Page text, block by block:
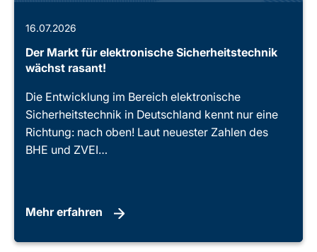
16.07.2026
Der Markt für elektronische Sicherheitstechnik
wächst rasant!
Die Entwicklung im Bereich elektronische
Sicherheitstechnik in Deutschland kennt nur eine
Richtung: nach oben! Laut neuester Zahlen des
BHE und ZVEI…
Mehr erfahren